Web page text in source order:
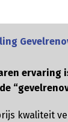
ervaring
kwaliteit